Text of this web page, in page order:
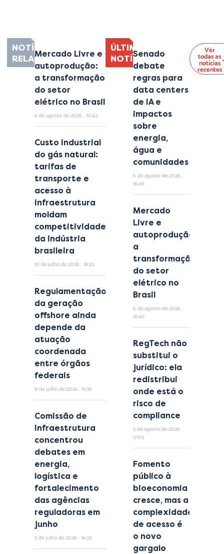
NOTÍCIAS
RELACIONADAS
Mercado Livre e
autoprodução:
a transformação
do setor
elétrico no Brasil
6 de agosto de 2026 10:42
Custo industrial
do gás natural:
tarifas de
transporte e
acesso à
infraestrutura
moldam
competitividade
da indústria
brasileira
10 de julho de 2026 18:23
Regulamentação
da geração
offshore ainda
depende da
atuação
coordenada
entre órgãos
federais
9 de julho de 2026 15:36
Comissão de
Infraestrutura
concentrou
debates em
energia,
logística e
fortalecimento
das agências
reguladoras em
junho
5 de julho de 2026 16:35
ÚLTIMAS
NOTÍCIAS
Senado
debate
regras para
data centers
de IA e
impactos
sobre
energia,
água e
comunidades
6 de agosto de 2026
16:46
Mercado
Livre e
autoprodução:
a
transformação
do setor
elétrico no
Brasil
6 de agosto de 2026
10:42
RegTech não
substitui o
jurídico: ela
redistribui
onde está o
risco de
compliance
5 de agosto de 2026
17:05
Fomento
público à
bioeconomia
cresce, mas a
complexidade
de acesso é
o novo
gargalo
Ver
todas as
notícias
recentes